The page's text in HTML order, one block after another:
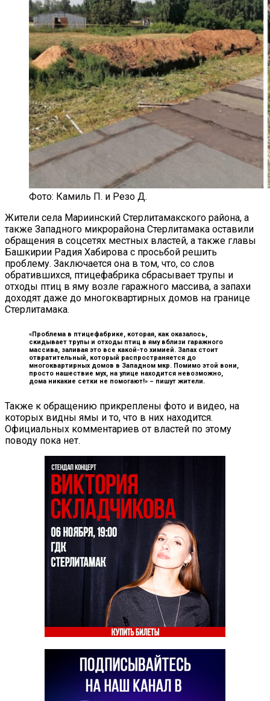
Фото: Камиль П. и Резо Д.
Жители села Мариинский Стерлитамакского района, а
также Западного микрорайона Стерлитамака оставили
обращения в соцсетях местных властей, а также главы
Башкирии Радия Хабирова с просьбой решить
проблему. Заключается она в том, что, со слов
обратившихся, птицефабрика сбрасывает трупы и
отходы птиц в яму возле гаражного массива, а запахи
доходят даже до многоквартирных домов на границе
Стерлитамака.
«Проблема в птицефабрике, которая, как оказалось,
скидывает трупы и отходы птиц в яму вблизи гаражного
массива, заливая это все какой-то химией. Запах стоит
отвратительный, который распространяется до
многоквартирных домов в Западном мкр. Помимо этой вони,
просто нашествие мух, на улице находится невозможно,
дома никакие сетки не помогают!» – пишут жители.
Также к обращению прикреплены фото и видео, на
которых видны ямы и то, что в них находится.
Официальных комментариев от властей по этому
поводу пока нет.